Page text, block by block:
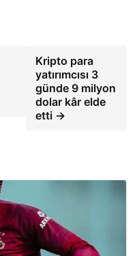
Kripto para
yatırımcısı 3
günde 9 milyon
dolar kâr elde
etti →